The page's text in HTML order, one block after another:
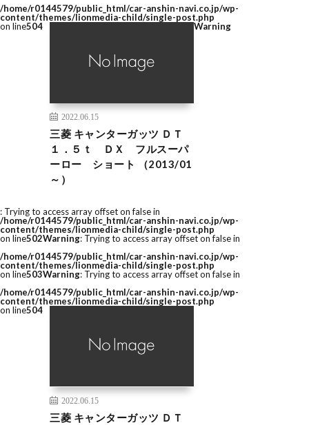
/home/r0144579/public_html/car-anshin-navi.co.jp/wp-
content/themes/lionmedia-child/single-post.php
on line504
2022.06.15
三菱 キャンターガッツ ＤＴ
１．５ｔ ＤＸ フルスーパ
ーロー ショート （2013/01
～）
Warning
: Trying to access array offset on false in
/home/r0144579/public_html/car-anshin-navi.co.jp/wp-
content/themes/lionmedia-child/single-post.php
on line502Warning: Trying to access array offset on false in
/home/r0144579/public_html/car-anshin-navi.co.jp/wp-
content/themes/lionmedia-child/single-post.php
on line503Warning: Trying to access array offset on false in
/home/r0144579/public_html/car-anshin-navi.co.jp/wp-
content/themes/lionmedia-child/single-post.php
on line504
2022.06.15
三菱 キャンターガッツ ＤＴ